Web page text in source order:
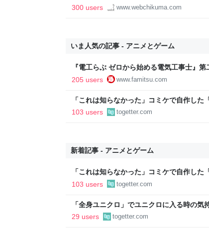
300 users
www.webchikuma.com
いま人気の記事 - アニメとゲーム
『電工らぶ ゼロから始める電気工事士』
インと勉強。青春しながら“過去問1000問”
205 users www.famitsu.com
「これは知らなかった」コミケで自作し
るも、インチ目盛りを付けたため経産省の
103 users togetter.com
新着記事 - アニメとゲーム
「これは知らなかった」コミケで自作し
るも、インチ目盛りを付けたため経産省の
103 users togetter.com
「全身ユニクロ」でユニクロに入る時の
響「私のことかと思った」「大人になるっ
29 users togetter.com